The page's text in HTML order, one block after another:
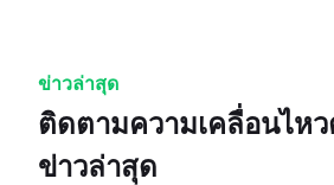
ข่าวล่าสุด
ติดตามความเคลื่อนไห
ข่าวล่าสุด